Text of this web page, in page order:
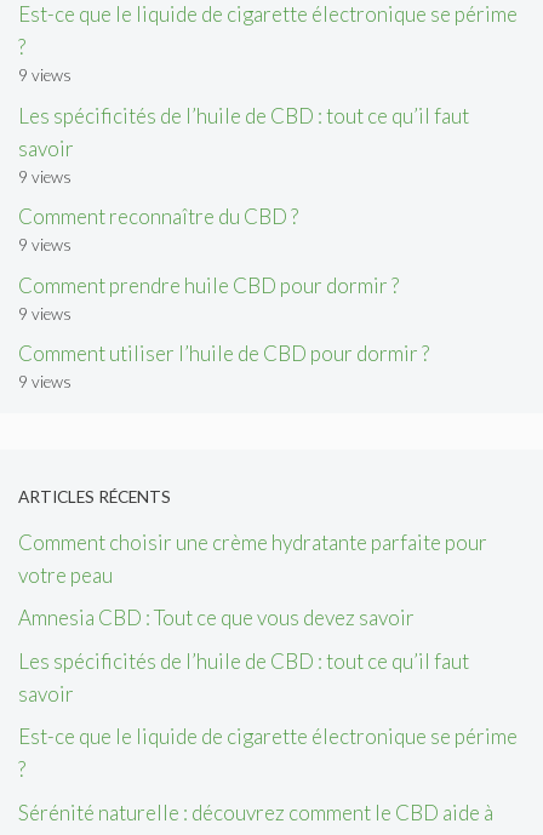
Est-ce que le liquide de cigarette électronique se périme
?
9 views
Les spécificités de l’huile de CBD : tout ce qu’il faut
savoir
9 views
Comment reconnaître du CBD ?
9 views
Comment prendre huile CBD pour dormir ?
9 views
Comment utiliser l’huile de CBD pour dormir ?
9 views
ARTICLES RÉCENTS
Comment choisir une crème hydratante parfaite pour
votre peau
Amnesia CBD : Tout ce que vous devez savoir
Les spécificités de l’huile de CBD : tout ce qu’il faut
savoir
Est-ce que le liquide de cigarette électronique se périme
?
Sérénité naturelle : découvrez comment le CBD aide à